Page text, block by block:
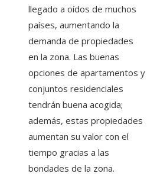
llegado a oídos de muchos
países, aumentando la
demanda de propiedades
en la zona. Las buenas
opciones de apartamentos y
conjuntos residenciales
tendrán buena acogida;
además, estas propiedades
aumentan su valor con el
tiempo gracias a las
bondades de la zona.